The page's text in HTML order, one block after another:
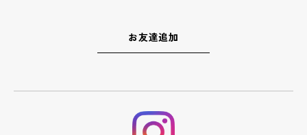
お友達追加